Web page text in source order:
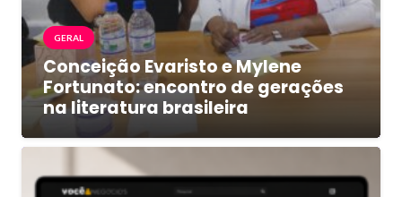
GERAL
Conceição Evaristo e Mylene
Fortunato: encontro de gerações
na literatura brasileira